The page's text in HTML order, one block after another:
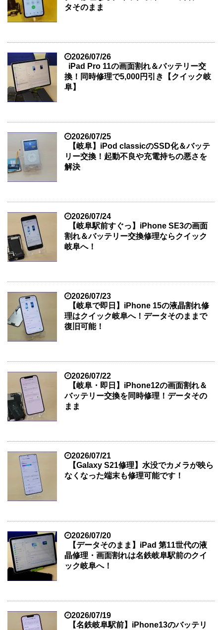
タそのまま
2026/07/26
iPad Pro 11の画面割れ＆バッテリー交
換！同時修理で5,000円引き【クイック岐
阜】
2026/07/25
【岐阜】iPod classicのSSD化＆バッテ
リー交換！起動不良や充電持ちの悪さを
解決
2026/07/24
【岐阜駅前すぐっ】iPhone SE3の画面
割れ＆バッテリー交換修理ならクイック
岐阜へ！
2026/07/23
【岐阜で即日】iPhone 15の液晶割れ修
理はクイック岐阜へ！データそのままで
復旧可能！
2026/07/22
【岐阜・即日】iPhone12の画面割れ＆
バッテリー交換を同時修理！データその
まま
2026/07/21
【Galaxy S21修理】水没でカメラが映ら
なくなった端末も修理可能です！
2026/07/20
【データそのまま】iPad 第11世代の液
晶修理・画面割れは名鉄岐阜駅前のクイ
ック岐阜へ！
2026/07/19
【名鉄岐阜駅前】iPhone13のバッテリ